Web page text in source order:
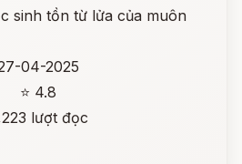
sinh tồn từ lửa của muôn
04-2025
⭐ 4.8
lượt đọc